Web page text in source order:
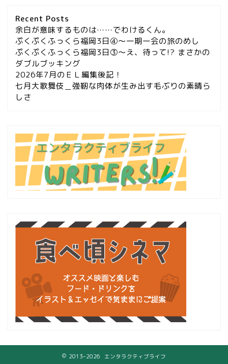
Recent Posts
余白が意味するものは……でわけるくん。
ぷくぷくふっくら福岡3日④～一期一会の旅のめし
ぷくぷくふっくら福岡3日③～え、待って!? まさかの
ダブルブッキング
2026年7月のＥＬ編集後記！
七月大歌舞伎＿強靭な肉体が生み出す毛ぶりの素晴ら
しさ
2013–2026 エンタラクティブライフ